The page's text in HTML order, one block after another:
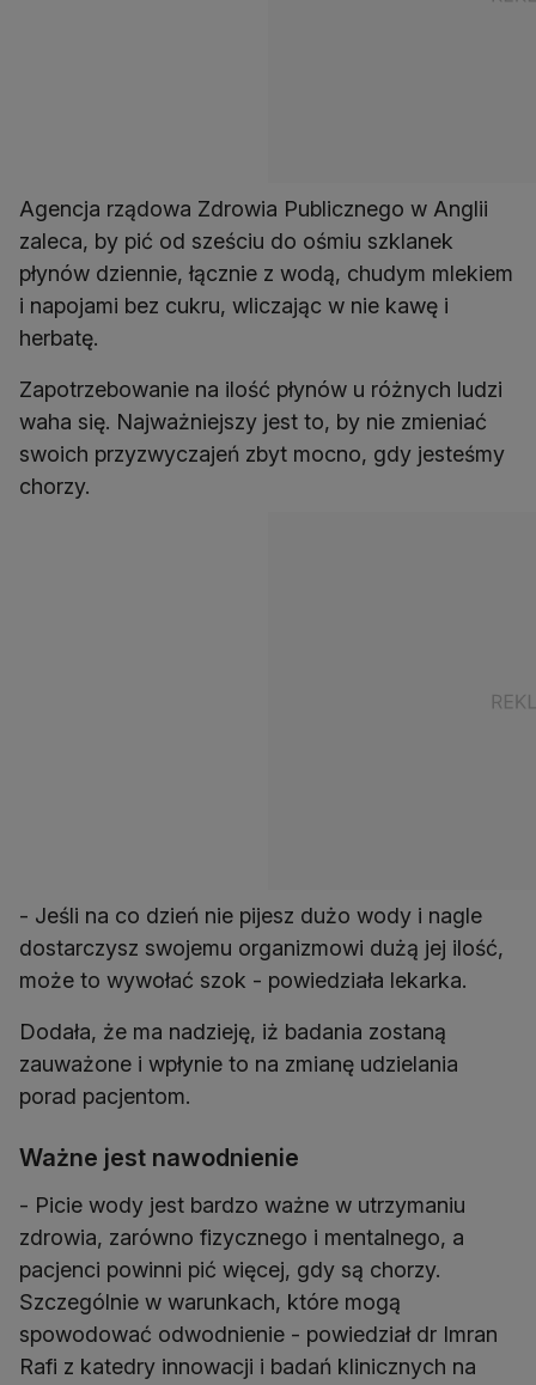
Agencja rządowa Zdrowia Publicznego w Anglii
zaleca, by pić od sześciu do ośmiu szklanek
płynów dziennie, łącznie z wodą, chudym mlekiem
i napojami bez cukru, wliczając w nie kawę i
herbatę.
Zapotrzebowanie na ilość płynów u różnych ludzi
waha się. Najważniejszy jest to, by nie zmieniać
swoich przyzwyczajeń zbyt mocno, gdy jesteśmy
chorzy.
- Jeśli na co dzień nie pijesz dużo wody i nagle
dostarczysz swojemu organizmowi dużą jej ilość,
może to wywołać szok - powiedziała lekarka.
Dodała, że ma nadzieję, iż badania zostaną
zauważone i wpłynie to na zmianę udzielania
porad pacjentom.
Ważne jest nawodnienie
- Picie wody jest bardzo ważne w utrzymaniu
zdrowia, zarówno fizycznego i mentalnego, a
pacjenci powinni pić więcej, gdy są chorzy.
Szczególnie w warunkach, które mogą
spowodować odwodnienie - powiedział dr Imran
Rafi z katedry innowacji i badań klinicznych na